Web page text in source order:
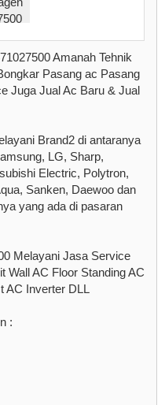
Amanah Tehnik
Pasang ac Pasang
Juga Jual Ac Baru & Jual
Brand2 di antaranya
LG, Sharp,
Electric, Polytron,
Sanken, Daewoo dan
yang ada di pasaran
Melayani Jasa Service
Wall AC Floor Standing AC
AC Inverter DLL
: